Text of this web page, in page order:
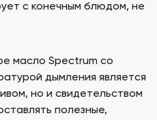
с конечным блюдом, не
масло Spectrum со
дымления является
но и свидетельством
полезные,